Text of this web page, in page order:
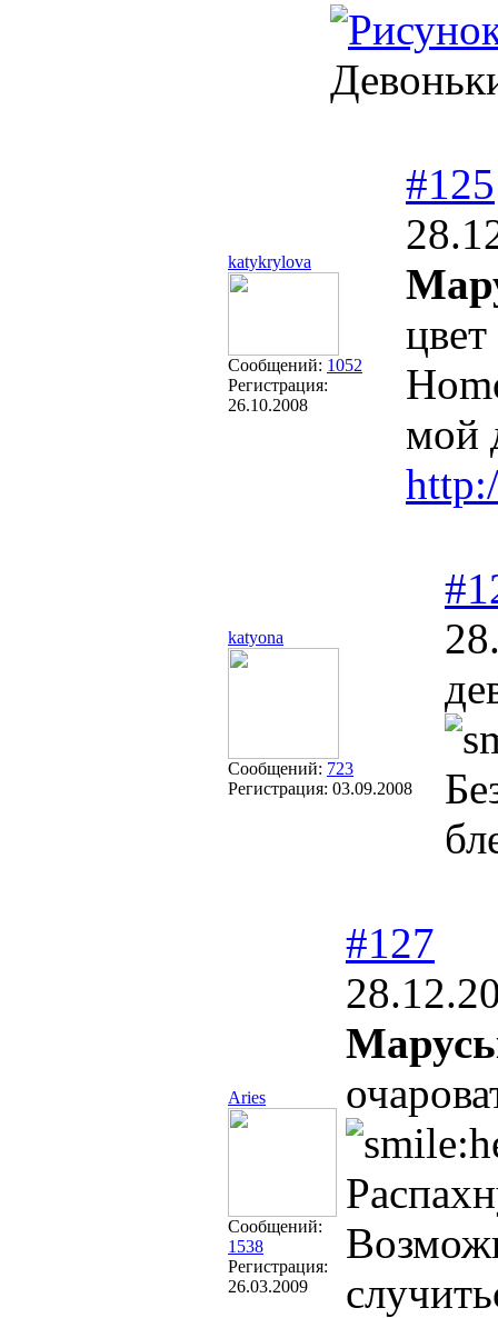
katykrylova
Сообщений: 1052
Регистрация:
26.10.2008
#125
мой
katyona
Сообщений: 723
Регистрация: 03.09.2008
Aries
Сообщений:
1538
Регистрация:
26.03.2009
#127